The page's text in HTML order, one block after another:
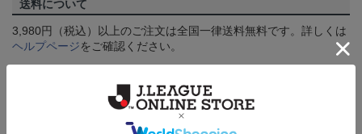
送料について
3,980円（税込）以上のご注文は全国一律送料無料です。詳しくは
ヘルプページをご確認ください。
一部商品はメール便でのお届けとなる場合がございます。詳しく
をご確認ください。